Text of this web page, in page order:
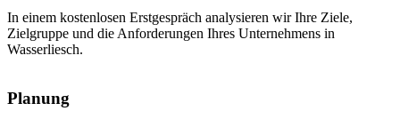
In einem kostenlosen Erstgespräch analysieren wir Ihre Ziele,
Zielgruppe und die Anforderungen Ihres Unternehmens in
Wasserliesch.
Planung